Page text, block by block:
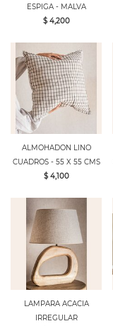
ESPIGA - MALVA
$ 4,200
ALMOHADON LINO
CUADROS - 55 X 55 CMS
$ 4,100
LAMPARA ACACIA
IRREGULAR